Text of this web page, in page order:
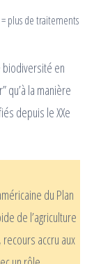
= plus de traitements
biodiversité en
qu’à la manière
depuis le XXe
du Plan
de l’agriculture
, recours accru aux